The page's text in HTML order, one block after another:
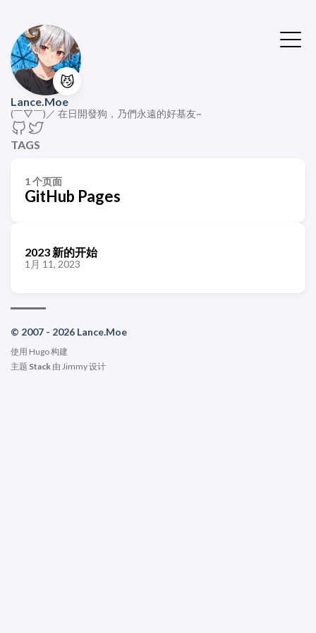
😼
Lance.Moe
(￣▽￣)／ 在日開發狗，乃們永遠的好基友~
TAGS
1 个页面
GitHub Pages
2023 新的开始
1月 11, 2023
© 2007 - 2026 Lance.Moe
使用 Hugo构建
主题 Stack 由 Jimmy设计